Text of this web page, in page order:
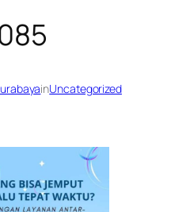
inUncategorized